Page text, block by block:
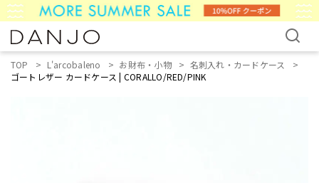
TOP L'arcobaleno お財布・小物
名刺入れ・カードケース
ゴートレザー カードケース | CORALLO/RED/PINK